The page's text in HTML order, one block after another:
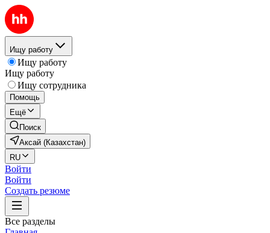
Ищу работу
Ищу работу
Ищу работу
Ищу сотрудника
Помощь
Ещё
Поиск
Аксай (Казахстан)
RU
Войти
Войти
Создать резюме
Все разделы